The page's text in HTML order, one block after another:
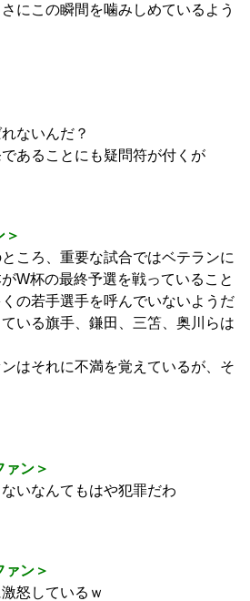
にこの瞬間を噛みしめているよう
ないんだ？
あることにも疑問符が付くが
＞
ろ、重要な試合ではベテランに
W杯の最終予選を戦っていること
の若手選手を呼んでいないようだ
る旗手、鎌田、三笘、奥川らは
それに不満を覚えているが、そ
ァン＞
んてもはや犯罪だわ
ァン＞
しているｗ